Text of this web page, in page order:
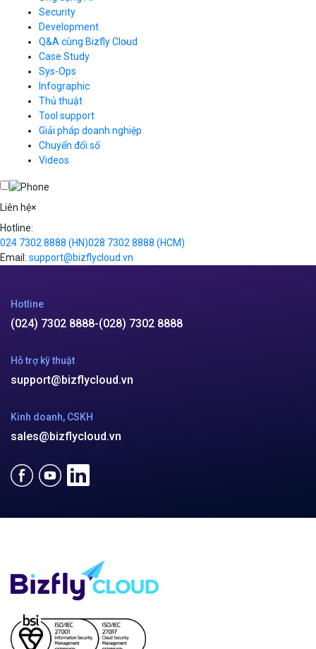
Load Balancer
Auto Scaling
Container Registry
Kubernetes
Cloud Database
Call Center
Business Email
Simple Storage
VPN
Traffic Manager
Cloud VPS
Videos
Security
Development
Q&A cùng Bizfly Cloud
Q&A về Bizfly Cloud Server
Thao tác kết nối tới server
Videos
Q&A về Bizfly Business Email
Videos
Case Study
Sys-Ops
Infographic
Thủ thuật
Tool support
Giải pháp doanh nghiệp
Chuyển đổi số
Videos
Liên hệ×
Hotline:
024 7302 8888 (HN)028 7302 8888 (HCM)
Email: support@bizflycloud.vn
Hotline
(024) 7302 8888-(028) 7302 8888
Hỗ trợ kỹ thuật
support@bizflycloud.vn
Kinh doanh, CSKH
sales@bizflycloud.vn